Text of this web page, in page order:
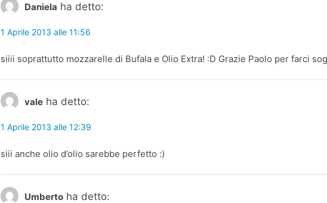
Daniela ha detto:
1 Aprile 2013 alle 11:56
siiii soprattutto mozzarelle di Bufala e Olio Extra! :D Grazie Paolo per farci
vale ha detto:
1 Aprile 2013 alle 12:39
siii anche olio d’olio sarebbe perfetto :)
Umberto ha detto: